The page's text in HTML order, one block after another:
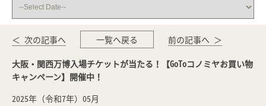
＜ 次の記事へ 一覧へ戻る 前の記事へ ＞
大阪・関西万博入場チケットが当たる！【GoToコノミヤお買い物
キャンペーン】開催中！
2025年（令和7年）05月